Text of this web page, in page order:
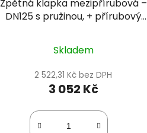
Zpětná klapka mezipřírubová –
DN125 s pružinou, + přírubový
Skladem
2 522,31 Kč bez DPH
3 052 Kč